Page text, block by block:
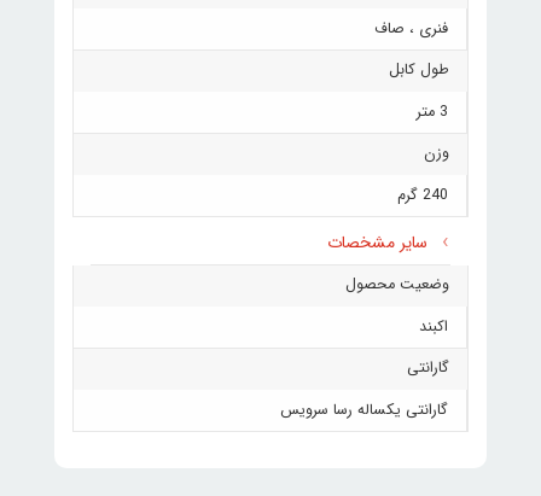
فنری ، صاف
طول کابل
3 متر
وزن
240 گرم
سایر مشخصات
وضعیت محصول
اکبند
گارانتی
گارانتی یکساله رسا سرویس